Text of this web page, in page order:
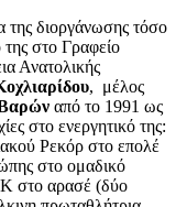
της διοργάνωσης τόσο
στο Γραφείο
Ανατολικής
, μέλος
από το 1991 ως
στο ενεργητικό της:
Ρεκόρ στο επολέ
στο ομαδικό
στο αρασέ (δύο